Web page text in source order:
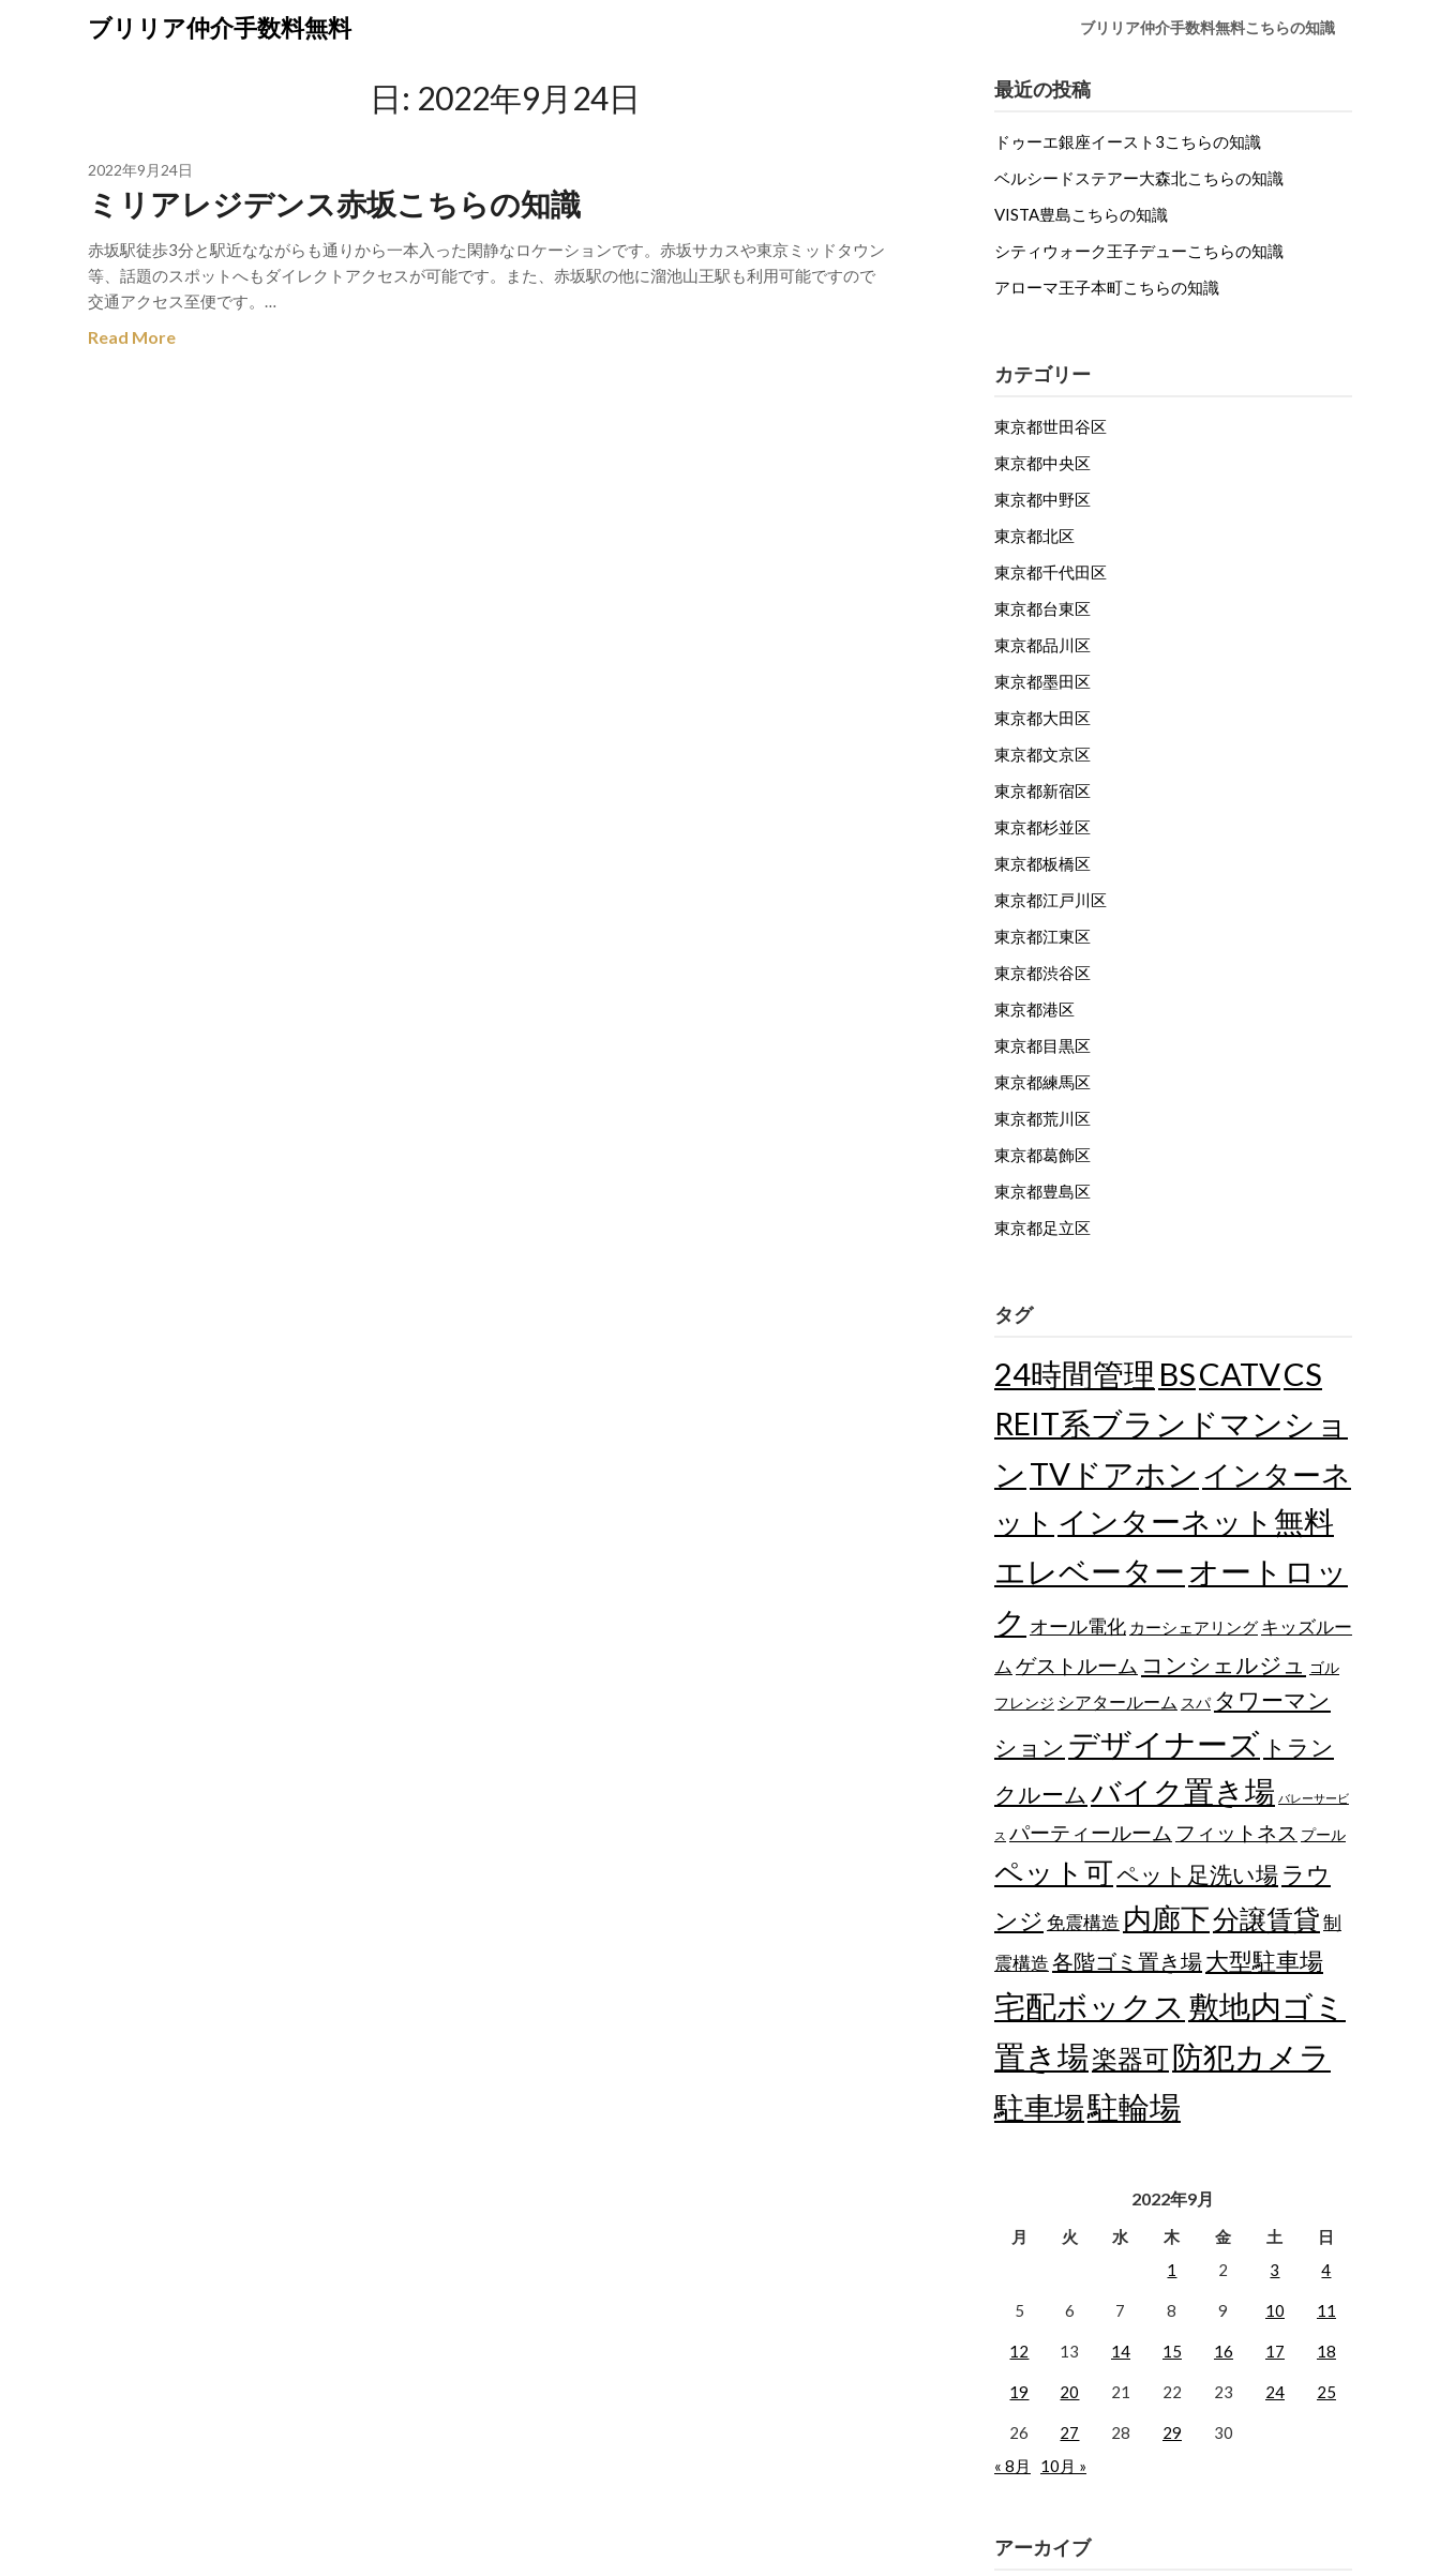
ブリリア仲介手数料無料 ブリリア仲介手数料無料こちらの知識
日: 2022年9月24日
2022年9月24日
ミリアレジデンス赤坂こちらの知識
赤坂駅徒歩3分と駅近なながらも通りから一本入った閑静なロケーションです。赤坂サカスや東京ミッドタウン
等、話題のスポットへもダイレクトアクセスが可能です。また、赤坂駅の他に溜池山王駅も利用可能ですので
交通アクセス至便です。…
Read More
最近の投稿
ドゥーエ銀座イースト3こちらの知識
ベルシードステアー大森北こちらの知識
VISTA豊島こちらの知識
シティウォーク王子デューこちらの知識
アローマ王子本町こちらの知識
カテゴリー
東京都世田谷区
東京都中央区
東京都中野区
東京都北区
東京都千代田区
東京都台東区
東京都品川区
東京都墨田区
東京都大田区
東京都文京区
東京都新宿区
東京都杉並区
東京都板橋区
東京都江戸川区
東京都江東区
東京都渋谷区
東京都港区
東京都目黒区
東京都練馬区
東京都荒川区
東京都葛飾区
東京都豊島区
東京都足立区
タグ
24時間管理 BSCATVCS
REIT系ブランドマンショ
ン TVドアホン インターネ
ット インターネット無料
エレベーター オートロッ
ク オール電化 カーシェアリング キッズルー
ム ゲストルーム コンシェルジュ
ゴル
フレンジ シアタールーム スパ タワーマン
ション デザイナーズ トラン
クルーム バイク置き場 バレーサービ
ス パーティールーム フィットネス プール
ペット可ペット足洗い場 ラウ
ンジ 免震構造 内廊下分譲賃貸制
震構造各階ゴミ置き場大型駐車場
宅配ボックス 敷地内ゴミ
置き場楽器可防犯カメラ
駐車場駐輪場
2022年9月
月 火 水 木 金 土
日
1
2 3 4
5 6 7 8 9 10 11
12 13 14 15 16 17 18
19 20 21 22 23 24 25
26 27 28 29
30
« 8月
10月 »
アーカイブ